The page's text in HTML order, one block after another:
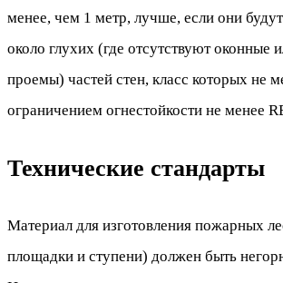
менее, чем 1 метр, лучше, если они будут
около глухих (где отсутствуют оконные
проемы) частей стен, класс которых не
ограничением огнестойкости не менее
Технические стандарты
Материал для изготовления пожарных
площадки и ступени) должен быть